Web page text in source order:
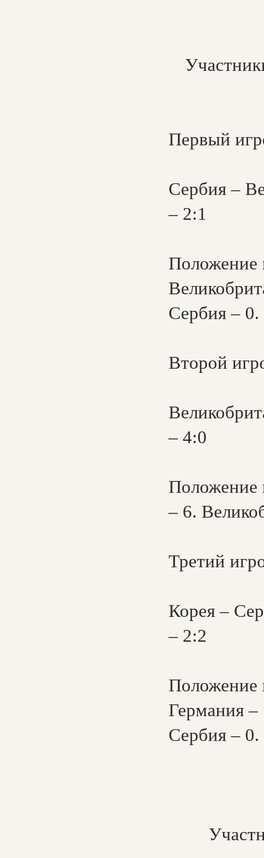
Первый
Сербия –
– 2:1
Положение
Сербия – 0.
Второй
– 4:0
Положение
– 6.
Третий
Корея –
– 2:2
Положение
Германия –
Сербия – 0.